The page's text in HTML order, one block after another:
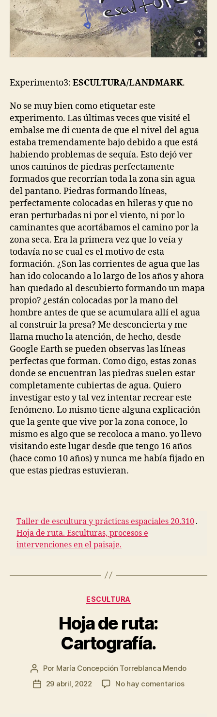
Experimento3: ESCULTURA/LANDMARK.
No se muy bien como etiquetar este
experimento. Las últimas veces que visité el
embalse me di cuenta de que el nivel del agua
estaba tremendamente bajo debido a que está
habiendo problemas de sequía. Esto dejó ver
unos caminos de piedras perfectamente
formados que recorrían toda la zona sin agua
del pantano. Piedras formando líneas,
perfectamente colocadas en hileras y que no
eran perturbadas ni por el viento, ni por lo
caminantes que acortábamos el camino por la
zona seca. Era la primera vez que lo veía y
todavía no se cual es el motivo de esta
formación. ¿Son las corrientes de agua que las
han ido colocando a lo largo de los años y ahora
han quedado al descubierto formando un mapa
propio? ¿están colocadas por la mano del
hombre antes de que se acumulara allí el agua
al construir la presa? Me desconcierta y me
llama mucho la atención, de hecho, desde
Google Earth se pueden observas las líneas
perfectas que forman. Como digo, estas zonas
donde se encuentran las piedras suelen estar
completamente cubiertas de agua. Quiero
investigar esto y tal vez intentar recrear este
fenómeno. Lo mismo tiene alguna explicación
que la gente que vive por la zona conoce, lo
mismo es algo que se recoloca a mano. yo llevo
visitando este lugar desde que tengo 16 años
(hace como 10 años) y nunca me había fijado en
que estas piedras estuvieran.
Taller de escultura y prácticas espaciales 20.310 .
Hoja de ruta. Esculturas, procesos e
intervenciones en el paisaje.
Categorías
ESCULTURA
Hoja de ruta:
Cartografía.
Autor
de
la
Por María Concepción Torreblanca Mendo
Fecha29 abril, 2022 No hay comentariosen